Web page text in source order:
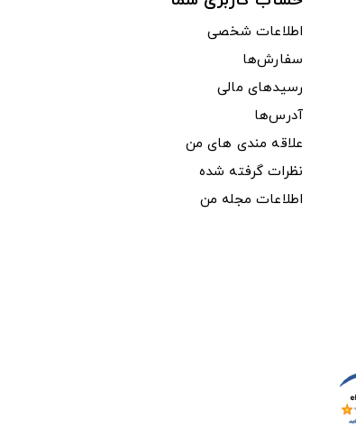
اطلاعات شخصی
سفارش‌ها
رسیدهای مالی
آدرس‌ها
علاقه مندی های من
نظرات گرفته شده
اطلاعات مجله من